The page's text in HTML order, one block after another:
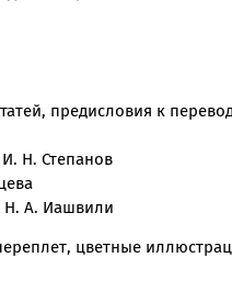
предисловия к
Н. Степанов
Н. А. Иашвили
цветные